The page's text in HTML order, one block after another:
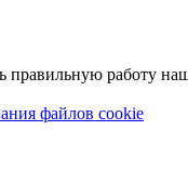
работу
файлов cookie